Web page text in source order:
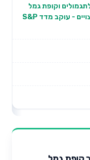
וקופת גמל
אישית לפיצויים - עוקב מדד S&P